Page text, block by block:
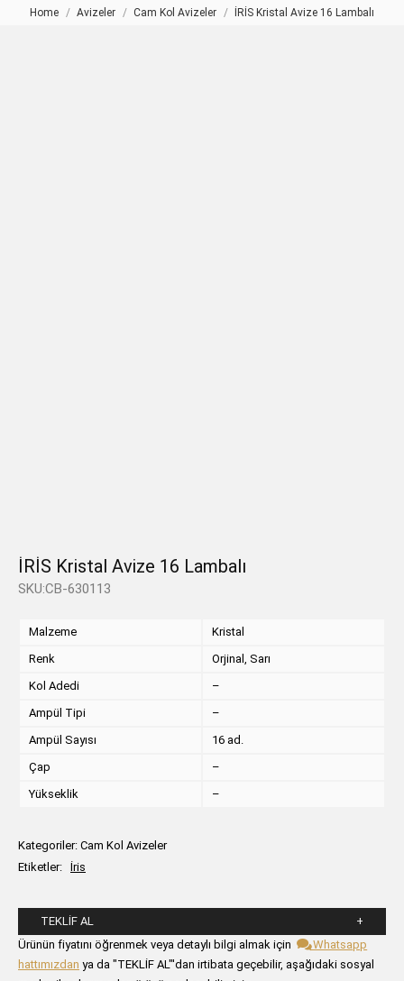
You are here:
Home Avizeler Cam Kol Avizeler İRİS Kristal Avize 16 Lambalı
İRİS Kristal Avize 16 Lambalı
SKU:CB-630113
Malzeme
Kristal
Renk
Orjinal, Sarı
Kol Adedi
–
Ampül Tipi
–
Ampül Sayısı
16 ad.
Çap
–
Yükseklik
–
Kategoriler: Cam Kol Avizeler
Etiketler: İris
TEKLIF AL
Lütfen aşağıdaki formu alanlarını doldurunuz.
Ürünün fiyatını öğrenmek veya detaylı bilgi almak için
Whatsapp
hattımızdan ya da "TEKLİF AL"'dan irtibata geçebilir, aşağıdaki sosyal